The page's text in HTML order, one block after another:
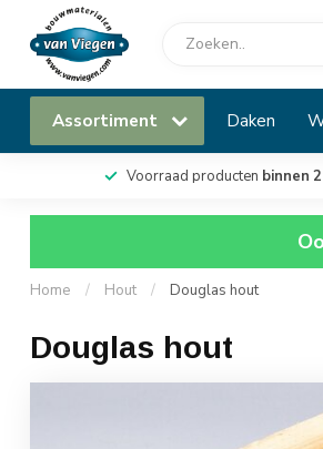
Assortiment Daken
Voorraad producten binnen
Home / Hout / Douglas hout
Douglas hout